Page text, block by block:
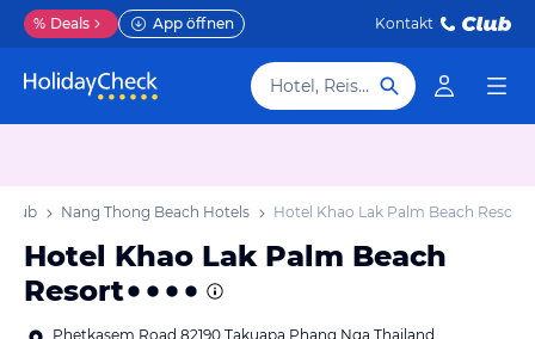
% Deals App öffnen Kontakt
Hotel, Reiseziel
Nang Thong Beach Hotels Hotel Khao Lak Palm Beach Resort
Hotel Khao Lak Palm Beach
Resort
Phetkasem Road 82190 Takuapa Phang Nga Thailand